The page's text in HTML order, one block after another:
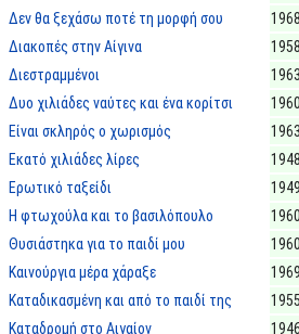
Δεν θα ξεχάσω ποτέ τη μορφή σου
Διακοπές στην Αίγινα
Διεστραμμένοι
Δυο χιλιάδες ναύτες και ένα κορίτσι
Είναι σκληρός ο χωρισμός
Εκατό χιλιάδες λίρες
Ερωτικό ταξείδι
Η φτωχούλα και το βασιλόπουλο
Θυσιάστηκα για το παιδί μου
Καινούργια μέρα χάραξε
Καταδικασμένη και από το παιδί της
Καταδρομή στο Αιγαίον